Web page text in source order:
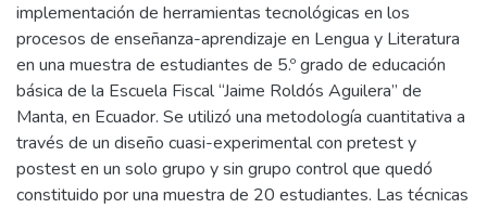
implementación de herramientas tecnológicas en los
procesos de enseñanza-aprendizaje en Lengua y Literatura
en una muestra de estudiantes de 5.º grado de educación
básica de la Escuela Fiscal “Jaime Roldós Aguilera” de
Manta, en Ecuador. Se utilizó una metodología cuantitativa a
través de un diseño cuasi-experimental con pretest y
postest en un solo grupo y sin grupo control que quedó
constituido por una muestra de 20 estudiantes. Las técnicas